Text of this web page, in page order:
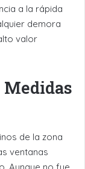
a la rápida
demora
valor
Medidas
de la zona
ventanas
Aunque no fue